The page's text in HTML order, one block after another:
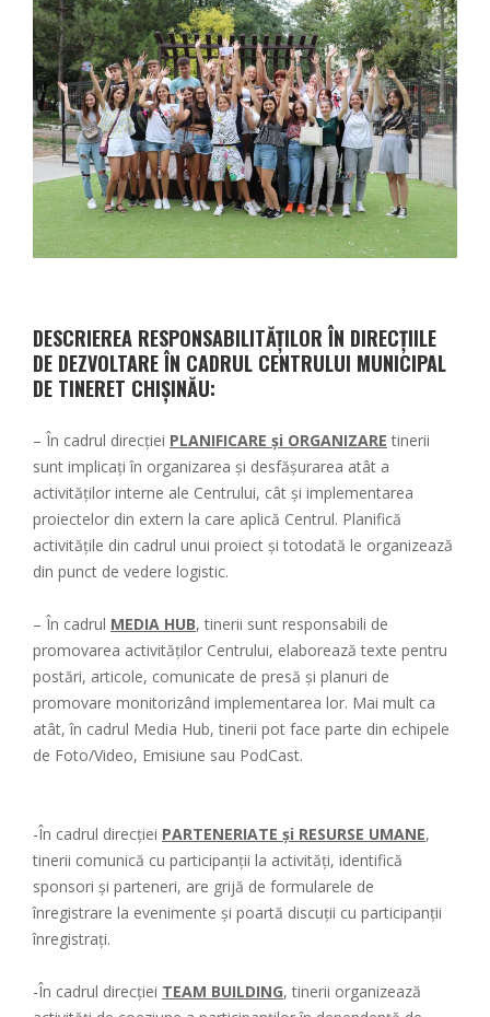
DESCRIEREA RESPONSABILITĂȚILOR ÎN DIRECȚIILE
DE DEZVOLTARE ÎN CADRUL CENTRULUI MUNICIPAL
DE TINERET CHIŞINĂU:
– În cadrul direcției PLANIFICARE și ORGANIZARE tinerii
sunt implicați în organizarea şi desfășurarea atât a
activităților interne ale Centrului, cât și implementarea
proiectelor din extern la care aplică Centrul. Planifică
activitățile din cadrul unui proiect şi totodată le organizează
din punct de vedere logistic.
– În cadrul MEDIA HUB, tinerii sunt responsabili de
promovarea activităților Centrului, elaborează texte pentru
postări, articole, comunicate de presă și planuri de
promovare monitorizând implementarea lor. Mai mult ca
atât, în cadrul Media Hub, tinerii pot face parte din echipele
de Foto/Video, Emisiune sau PodCast.
-În cadrul direcției PARTENERIATE și RESURSE UMANE,
tinerii comunică cu participanții la activități, identifică
sponsori şi parteneri, are grijă de formularele de
înregistrare la evenimente și poartă discuții cu participanții
înregistrați.
-În cadrul direcției TEAM BUILDING, tinerii organizează